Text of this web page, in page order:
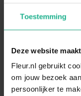
Toestemming
Deze website
Fleur.nl gebruikt
om jouw bezoek
persoonlijker te